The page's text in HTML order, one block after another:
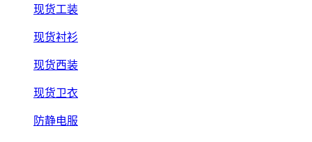
现货工装
现货衬衫
现货西装
现货卫衣
防静电服